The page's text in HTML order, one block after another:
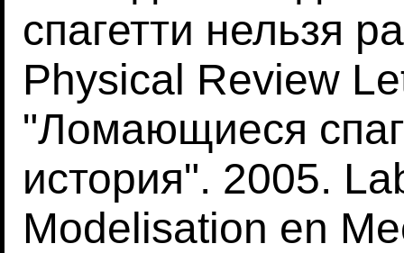
спагетти нельзя
Physical Review
"Ломающиеся
история". 2005.
Modelisation en